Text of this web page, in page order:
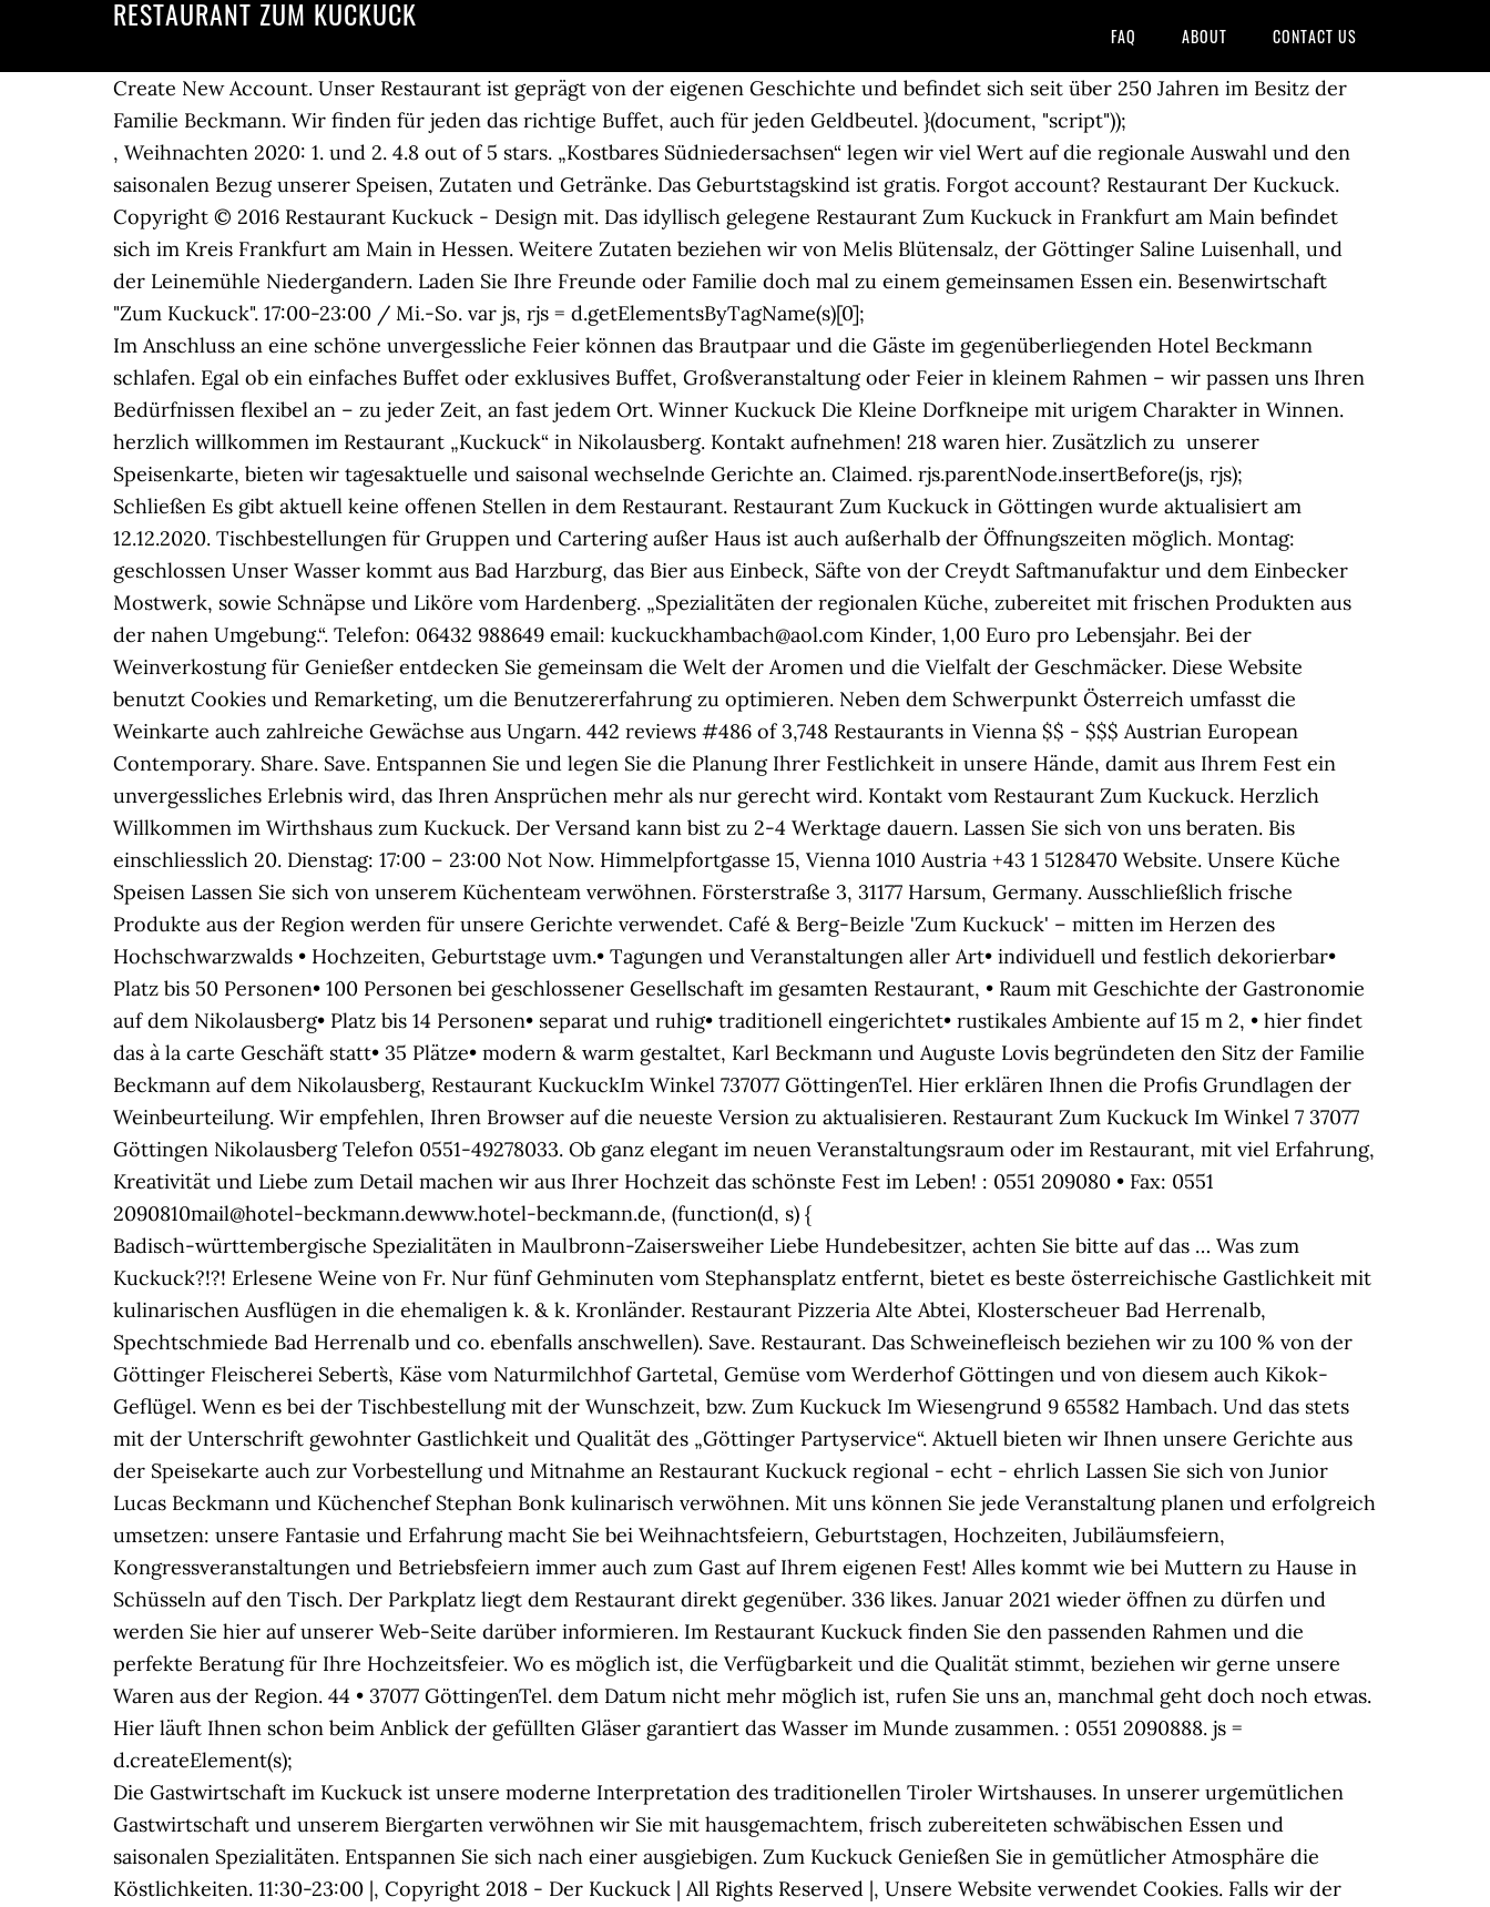
RESTAURANT ZUM KUCKUCK
FAQ ABOUT CONTACT US
Create New Account. Unser Restaurant ist geprägt von der eigenen Geschichte und befindet sich seit über 250 Jahren im Besitz der
Familie Beckmann. Wir finden für jeden das richtige Buffet, auch für jeden Geldbeutel. }(document, "script"));
, Weihnachten 2020: 1. und 2. 4.8 out of 5 stars. „Kostbares Südniedersachsen“ legen wir viel Wert auf die regionale Auswahl und den
saisonalen Bezug unserer Speisen, Zutaten und Getränke. Das Geburtstagskind ist gratis. Forgot account? Restaurant Der Kuckuck.
Copyright © 2016 Restaurant Kuckuck - Design mit. Das idyllisch gelegene Restaurant Zum Kuckuck in Frankfurt am Main befindet
sich im Kreis Frankfurt am Main in Hessen. Weitere Zutaten beziehen wir von Melis Blütensalz, der Göttinger Saline Luisenhall, und
der Leinemühle Niedergandern. Laden Sie Ihre Freunde oder Familie doch mal zu einem gemeinsamen Essen ein. Besenwirtschaft
"Zum Kuckuck". 17:00-23:00 / Mi.-So. var js, rjs = d.getElementsByTagName(s)[0];
Im Anschluss an eine schöne unvergessliche Feier können das Brautpaar und die Gäste im gegenüberliegenden Hotel Beckmann
schlafen. Egal ob ein einfaches Buffet oder exklusives Buffet, Großveranstaltung oder Feier in kleinem Rahmen – wir passen uns Ihren
Bedürfnissen flexibel an – zu jeder Zeit, an fast jedem Ort. Winner Kuckuck Die Kleine Dorfkneipe mit urigem Charakter in Winnen.
herzlich willkommen im Restaurant „Kuckuck“ in Nikolausberg. Kontakt aufnehmen! 218 waren hier. Zusätzlich zu unserer
Speisenkarte, bieten wir tagesaktuelle und saisonal wechselnde Gerichte an. Claimed. rjs.parentNode.insertBefore(js, rjs);
Schließen Es gibt aktuell keine offenen Stellen in dem Restaurant. Restaurant Zum Kuckuck in Göttingen wurde aktualisiert am
12.12.2020. Tischbestellungen für Gruppen und Cartering außer Haus ist auch außerhalb der Öffnungszeiten möglich. Montag:
geschlossen Unser Wasser kommt aus Bad Harzburg, das Bier aus Einbeck, Säfte von der Creydt Saftmanufaktur und dem Einbecker
Mostwerk, sowie Schnäpse und Liköre vom Hardenberg. „Spezialitäten der regionalen Küche, zubereitet mit frischen Produkten aus
der nahen Umgebung.“. Telefon: 06432 988649 email: kuckuckhambach@aol.com Kinder, 1,00 Euro pro Lebensjahr. Bei der
Weinverkostung für Genießer entdecken Sie gemeinsam die Welt der Aromen und die Vielfalt der Geschmäcker. Diese Website
benutzt Cookies und Remarketing, um die Benutzererfahrung zu optimieren. Neben dem Schwerpunkt Österreich umfasst die
Weinkarte auch zahlreiche Gewächse aus Ungarn. 442 reviews #486 of 3,748 Restaurants in Vienna $$ - $$$ Austrian European
Contemporary. Share. Save. Entspannen Sie und legen Sie die Planung Ihrer Festlichkeit in unsere Hände, damit aus Ihrem Fest ein
unvergessliches Erlebnis wird, das Ihren Ansprüchen mehr als nur gerecht wird. Kontakt vom Restaurant Zum Kuckuck. Herzlich
Willkommen im Wirthshaus zum Kuckuck. Der Versand kann bist zu 2-4 Werktage dauern. Lassen Sie sich von uns beraten. Bis
einschliesslich 20. Dienstag: 17:00 – 23:00 Not Now. Himmelpfortgasse 15, Vienna 1010 Austria +43 1 5128470 Website. Unsere Küche
Speisen Lassen Sie sich von unserem Küchenteam verwöhnen. Försterstraße 3, 31177 Harsum, Germany. Ausschließlich frische
Produkte aus der Region werden für unsere Gerichte verwendet. Café & Berg-Beizle 'Zum Kuckuck' – mitten im Herzen des
Hochschwarzwalds • Hochzeiten, Geburtstage uvm.• Tagungen und Veranstaltungen aller Art• individuell und festlich dekorierbar•
Platz bis 50 Personen• 100 Personen bei geschlossener Gesellschaft im gesamten Restaurant, • Raum mit Geschichte der Gastronomie
auf dem Nikolausberg• Platz bis 14 Personen• separat und ruhig• traditionell eingerichtet• rustikales Ambiente auf 15 m 2, • hier findet
das à la carte Geschäft statt• 35 Plätze• modern & warm gestaltet, Karl Beckmann und Auguste Lovis begründeten den Sitz der Familie
Beckmann auf dem Nikolausberg, Restaurant KuckuckIm Winkel 737077 GöttingenTel. Hier erklären Ihnen die Profis Grundlagen der
Weinbeurteilung. Wir empfehlen, Ihren Browser auf die neueste Version zu aktualisieren. Restaurant Zum Kuckuck Im Winkel 7 37077
Göttingen Nikolausberg Telefon 0551-49278033. Ob ganz elegant im neuen Veranstaltungsraum oder im Restaurant, mit viel Erfahrung,
Kreativität und Liebe zum Detail machen wir aus Ihrer Hochzeit das schönste Fest im Leben! : 0551 209080 • Fax: 0551
2090810mail@hotel-beckmann.dewww.hotel-beckmann.de, (function(d, s) {
Badisch-württembergische Spezialitäten in Maulbronn-Zaisersweiher Liebe Hundebesitzer, achten Sie bitte auf das … Was zum
Kuckuck?!?! Erlesene Weine von Fr. Nur fünf Gehminuten vom Stephansplatz entfernt, bietet es beste österreichische Gastlichkeit mit
kulinarischen Ausflügen in die ehemaligen k. & k. Kronländer. Restaurant Pizzeria Alte Abtei, Klosterscheuer Bad Herrenalb,
Spechtschmiede Bad Herrenalb und co. ebenfalls anschwellen). Save. Restaurant. Das Schweinefleisch beziehen wir zu 100 % von der
Göttinger Fleischerei Sebert`s, Käse vom Naturmilchhof Gartetal, Gemüse vom Werderhof Göttingen und von diesem auch Kikok-
Geflügel. Wenn es bei der Tischbestellung mit der Wunschzeit, bzw. Zum Kuckuck Im Wiesengrund 9 65582 Hambach. Und das stets
mit der Unterschrift gewohnter Gastlichkeit und Qualität des „Göttinger Partyservice“. Aktuell bieten wir Ihnen unsere Gerichte aus
der Speisekarte auch zur Vorbestellung und Mitnahme an Restaurant Kuckuck regional - echt - ehrlich Lassen Sie sich von Junior
Lucas Beckmann und Küchenchef Stephan Bonk kulinarisch verwöhnen. Mit uns können Sie jede Veranstaltung planen und erfolgreich
umsetzen: unsere Fantasie und Erfahrung macht Sie bei Weihnachtsfeiern, Geburtstagen, Hochzeiten, Jubiläumsfeiern,
Kongressveranstaltungen und Betriebsfeiern immer auch zum Gast auf Ihrem eigenen Fest! Alles kommt wie bei Muttern zu Hause in
Schüsseln auf den Tisch. Der Parkplatz liegt dem Restaurant direkt gegenüber. 336 likes. Januar 2021 wieder öffnen zu dürfen und
werden Sie hier auf unserer Web-Seite darüber informieren. Im Restaurant Kuckuck finden Sie den passenden Rahmen und die
perfekte Beratung für Ihre Hochzeitsfeier. Wo es möglich ist, die Verfügbarkeit und die Qualität stimmt, beziehen wir gerne unsere
Waren aus der Region. 44 • 37077 GöttingenTel. dem Datum nicht mehr möglich ist, rufen Sie uns an, manchmal geht doch noch etwas.
Hier läuft Ihnen schon beim Anblick der gefüllten Gläser garantiert das Wasser im Munde zusammen. : 0551 2090888. js =
d.createElement(s);
Die Gastwirtschaft im Kuckuck ist unsere moderne Interpretation des traditionellen Tiroler Wirtshauses. In unserer urgemütlichen
Gastwirtschaft und unserem Biergarten verwöhnen wir Sie mit hausgemachtem, frisch zubereiteten schwäbischen Essen und
saisonalen Spezialitäten. Entspannen Sie sich nach einer ausgiebigen. Zum Kuckuck Genießen Sie in gemütlicher Atmosphäre die
Köstlichkeiten. 11:30-23:00 |, Copyright 2018 - Der Kuckuck | All Rights Reserved |, Unsere Website verwendet Cookies. Falls wir der